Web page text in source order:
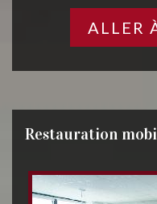
ALLER
Restauration